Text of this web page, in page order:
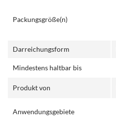
Packungsgröße(n)
Darreichungsform
Mindestens haltbar bis
Produkt von
Anwendungsgebiete